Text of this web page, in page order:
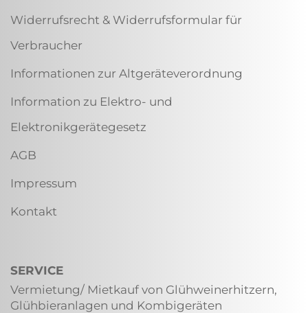
Widerrufsrecht & Widerrufsformular für
Verbraucher
Informationen zur Altgeräteverordnung
Information zu Elektro- und
Elektronikgerätegesetz
AGB
Impressum
Kontakt
SERVICE
Vermietung/ Mietkauf von Glühweinerhitzern,
Glühbieranlagen und Kombigeräten